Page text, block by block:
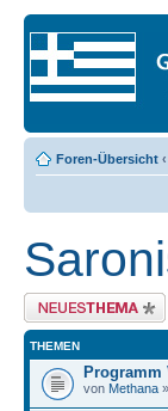
Foren-Übersicht ‹
Neues Thema erstellen
THEMEN
Programm
von Methana